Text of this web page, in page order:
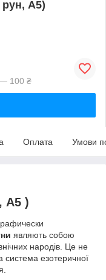
рун, А5)
— 100 ₴
Оплата Умови
А5 )
являють собою
народів. Це не
система езотеричної